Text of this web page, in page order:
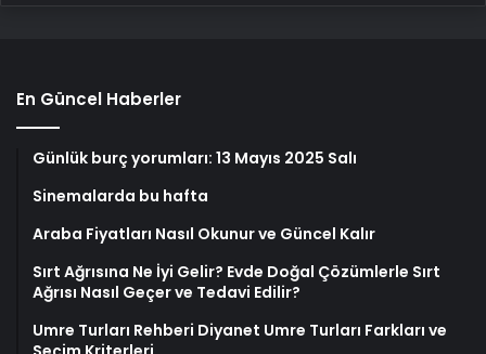
En Güncel Haberler
Günlük burç yorumları: 13 Mayıs 2025 Salı
Sinemalarda bu hafta
Araba Fiyatları Nasıl Okunur ve Güncel Kalır
Sırt Ağrısına Ne İyi Gelir? Evde Doğal Çözümlerle Sırt
Ağrısı Nasıl Geçer ve Tedavi Edilir?
Umre Turları Rehberi Diyanet Umre Turları Farkları ve